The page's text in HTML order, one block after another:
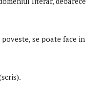
se poate face in